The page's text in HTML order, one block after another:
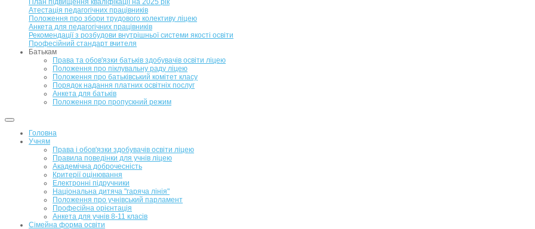
План підвищення кваліфікації на 2025 рік
Атестація педагогічних працівників
Положення про збори трудового колективу ліцею
Анкета для педагогічних працівників
Рекомендації з розбудови внутрішньої системи якості освіти
Професійний стандарт вчителя
Батькам
Права та обов'язки батьків здобувачів освіти ліцею
Положення про піклувальну раду ліцею
Положення про батьківський комітет класу
Порядок надання платних освітніх послуг
Анкета для батьків
Положення про пропускний режим
Головна
Учням
Права і обов'язки здобувачів освіти ліцею
Правила поведінки для учнів ліцею
Академічна доброчесність
Критерії оцінювання
Електронні підручники
Національна дитяча "гаряча лінія"
Положення про учнівський парламент
Професійна орієнтація
Анкета для учнів 8-11 класів
Сімейна форма освіти